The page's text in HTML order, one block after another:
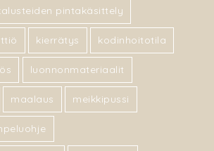
pintakäsittely
kierrätys kodinhoitotila
luonnonmateriaalit
maalaus meikkipussi